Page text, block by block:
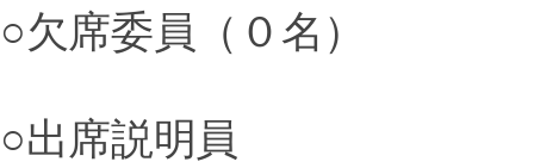
○欠席委員（０名）
○出席説明員